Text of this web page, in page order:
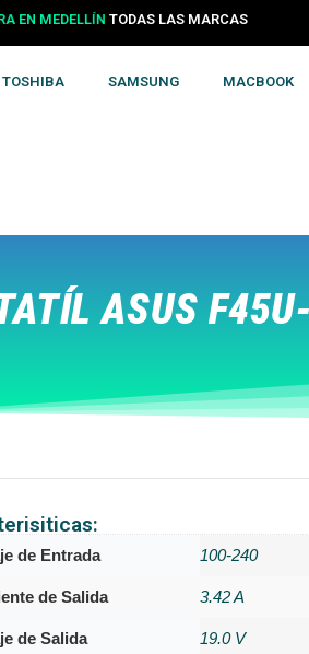
EN MEDELLÍN
EN COLOMBIA TODAS LAS MARCAS
TOSHIBA SAMSUNG MACBOOK
ASUS
de Entrada 100-240
de Salida 3.42 A
de Salida 19.0 V